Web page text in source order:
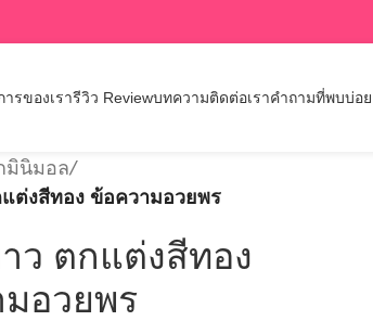
ารของเรารีวิว Reviewบทความติดต่อเราคำถามที่พบบ่อย
มินิมอล/
ต่งสีทอง ข้อความอวยพร
ว ตกแต่งสีทอง
อวยพร